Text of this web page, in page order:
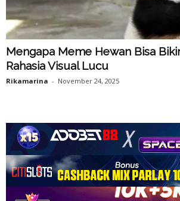
Mengapa Meme Hewan Bisa
Rahasia Visual Lucu
Rikamarina - November 24, 2025